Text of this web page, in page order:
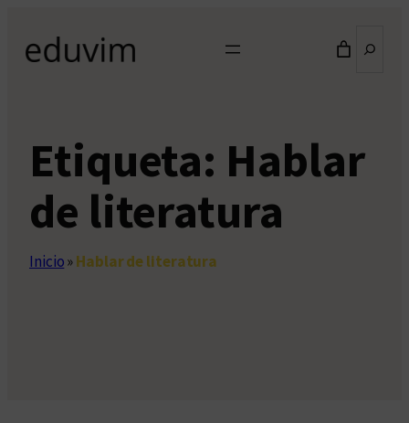
contenido
Etiqueta: Hablar
de literatura
Inicio»Hablar de literatura